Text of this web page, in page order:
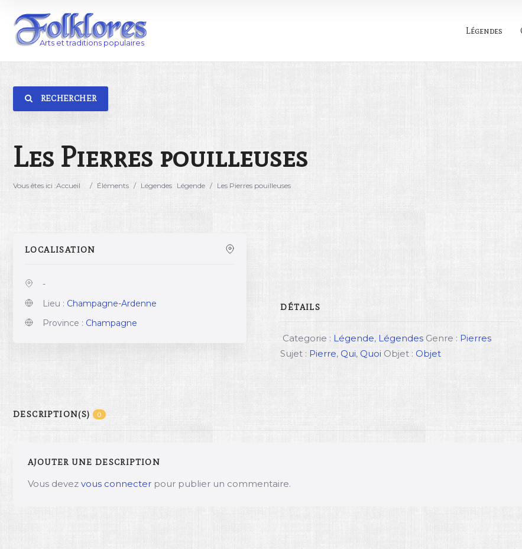
Légendes
RECHERCHER
Les Pierres pouilleuses
Vous êtes ici :Accueil / Éléments / Légendes Légende / Les Pierres pouilleuses
LOCALISATION
-
Lieu : Champagne-Ardenne
Province : Champagne
DÉTAILS
Categorie : Légende, Légendes Genre : Pierres
Sujet : Pierre, Qui,Quoi Objet : Objet
DESCRIPTION(S) 0
AJOUTER UNE DESCRIPTION
Vous devez vous connecter pour publier un commentaire.